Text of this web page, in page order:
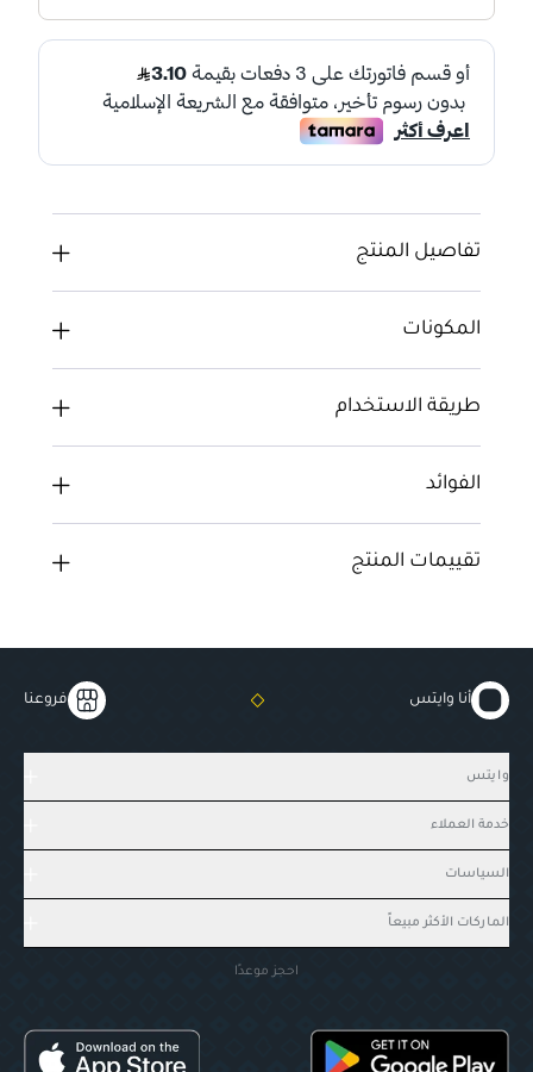
تفاصيل المنتج
المكونات
طريقة الاستخدام
الفوائد
تقييمات المنتج
أنا وايتس فروعنا
وايتس
خدمة العملاء
السياسات
الماركات الأكثر مبيعاً
احجز موعدًا